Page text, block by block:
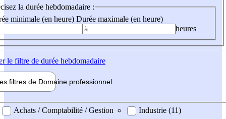
la durée hebdomadaire :
minimale (en heure) Durée maximale (en heure)
heures
le filtre de durée hebdomadaire
filtres de Domaine professionnel
professionel
Achats / Comptabilité / Gestion
Industrie (11)